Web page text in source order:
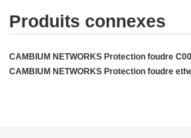
Produits connexes
CAMBIUM NETWORKS Protection foudre
CAMBIUM NETWORKS Protection foudre